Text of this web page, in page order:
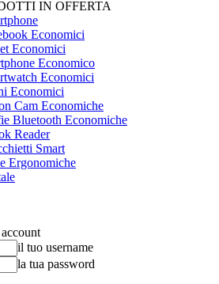
IN OFFERTA
Economici
Economici
Economico
Economici
Economici
Cam Economiche
Bluetooth Economiche
Reader
Smart
Ergonomiche
il tuo username
la tua password